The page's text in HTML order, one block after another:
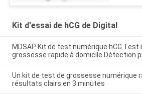
Kit d'essai de hCG de Digital
MDSAP Kit de test numérique hCG Test
grossesse rapide à domicile Détection
Un kit de test de grossesse numérique
résultats clairs en 3 minutes